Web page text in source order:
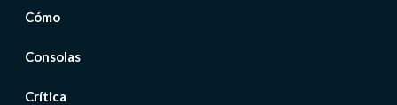
Cómo
Consolas
Crítica